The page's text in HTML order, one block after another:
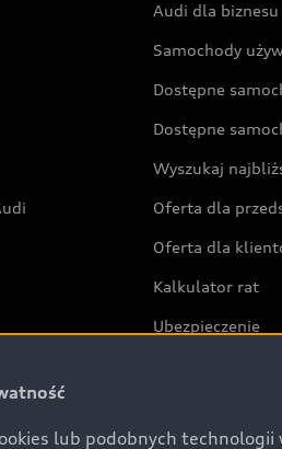
Audi dla biznesu
Samochody
Dostępne
Dostępne
Wyszukaj
Oferta dla
Oferta dla
Kalkulator rat
Ubezpieczenie
Audi exclusive
lub podobnych